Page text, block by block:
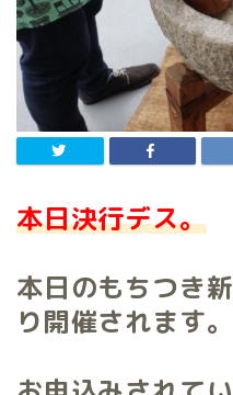
本日決行デス。
本日のもちつき
り開催されます。